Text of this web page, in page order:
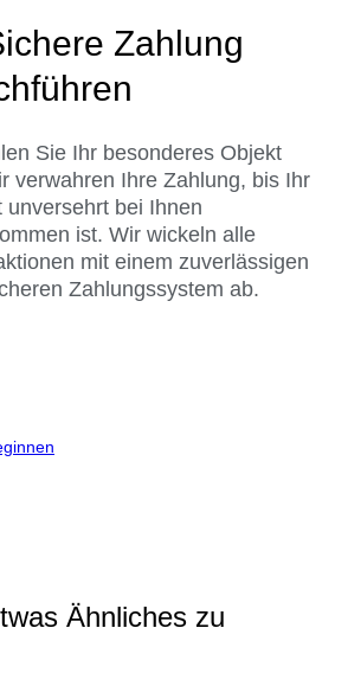
Zahlung
Sie Ihr besonderes Objekt
verwahren Ihre Zahlung, bis Ihr
unversehrt bei Ihnen
ist. Wir wickeln alle
mit einem zuverlässigen
Zahlungssystem ab.
Ähnliches zu